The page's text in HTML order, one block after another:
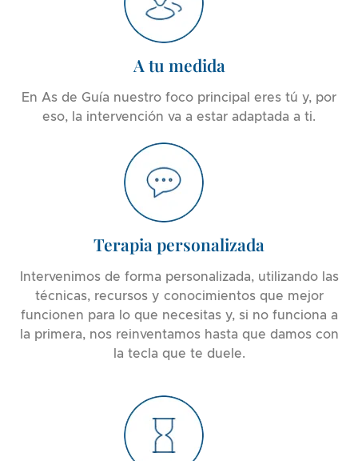
A tu medida
En As de Guía nuestro foco principal eres tú y, por
eso, la intervención va a estar adaptada a ti.
Terapia personalizada
Intervenimos de forma personalizada, utilizando las
técnicas, recursos y conocimientos que mejor
funcionen para lo que necesitas y, si no funciona a
la primera, nos reinventamos hasta que damos con
la tecla que te duele.